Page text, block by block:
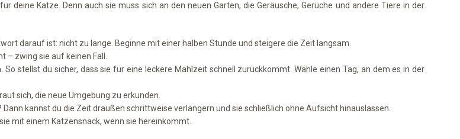
deine Katze. Denn auch sie muss sich an den neuen Garten, die Geräusche, Gerüche und andere Tiere in der
darauf ist: nicht zu lange. Beginne mit einer halben Stunde und steigere die Zeit langsam.
– zwing sie auf keinen Fall.
stellst du sicher, dass sie für eine leckere Mahlzeit schnell zurückkommt. Wähle einen Tag, an dem es in der
sich, die neue Umgebung zu erkunden.
kannst du die Zeit draußen schrittweise verlängern und sie schließlich ohne Aufsicht hinauslassen.
mit einem Katzensnack, wenn sie hereinkommt.